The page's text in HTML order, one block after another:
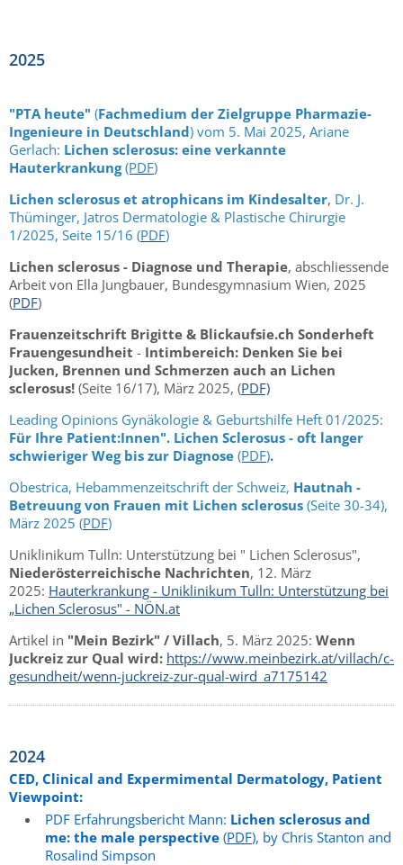
2025
"PTA heute" (Fachmedium der Zielgruppe Pharmazie-
Ingenieure in Deutschland) vom 5. Mai 2025, Ariane
Gerlach: Lichen sclerosus: eine verkannte
Hauterkrankung(PDF)
Lichen sclerosus et atrophicans im Kindesalter, Dr. J.
Thüminger, Jatros Dermatologie & Plastische Chirurgie
1/2025, Seite 15/16 (PDF)
Lichen sclerosus - Diagnose und Therapie, abschliessende
Arbeit von Ella Jungbauer, Bundesgymnasium Wien, 2025
(PDF)
Frauenzeitschrift Brigitte & Blickaufsie.ch Sonderheft
Frauengesundheit - Intimbereich: Denken Sie bei
Jucken, Brennen und Schmerzen auch an Lichen
sclerosus! (Seite 16/17), März 2025, (PDF)
Leading Opinions Gynäkologie & Geburtshilfe Heft 01/2025:
Für Ihre Patient:Innen". Lichen Sclerosus - oft langer
schwieriger Weg bis zur Diagnose (PDF).
Obestrica, Hebammenzeitschrift der Schweiz, Hautnah -
Betreuung von Frauen mit Lichen sclerosus (Seite 30-34),
März 2025 (PDF)
Uniklinikum Tulln: Unterstützung bei " Lichen Sclerosus",
Niederösterreichische Nachrichten, 12. März
2025: Hauterkrankung - Uniklinikum Tulln: Unterstützung bei
„Lichen Sclerosus" - NÖN.at
Artikel in "Mein Bezirk" / Villach, 5. März 2025: Wenn
Juckreiz zur Qual wird: https://www.meinbezirk.at/villach/c-
gesundheit/wenn-juckreiz-zur-qual-wird_a7175142
2024
CED, Clinical and Expermimental Dermatology, Patient
Viewpoint:
PDF Erfahrungsbericht Mann: Lichen sclerosus and
me: the male perspective (PDF), by Chris Stanton and
Rosalind Simpson